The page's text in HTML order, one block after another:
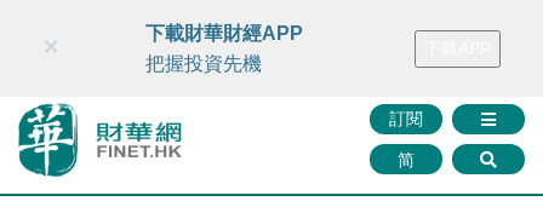
財華智庫網 FINTV FINMETA 財華證券 媒體矩陣
訂閱
简
×
下載財華財經APP
把握投資先機